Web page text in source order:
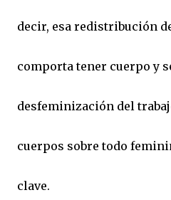
decir, esa redistribución
comporta tener cuerpo y
desfeminización del
cuerpos sobre todo
clave.